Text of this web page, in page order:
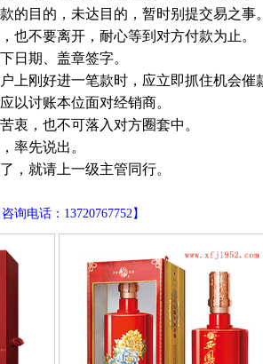
的目的，未达目的，暂时别提交易之事
也不要离开，耐心等到对方付款为止。
日期、盖章签字。
上刚好进一笔款时，应立即抓住机会催
以讨账本位面对经销商。
衷，也不可落入对方圈套中。
率先说出。
，就请上一级主管同行。
询电话：13720767752】